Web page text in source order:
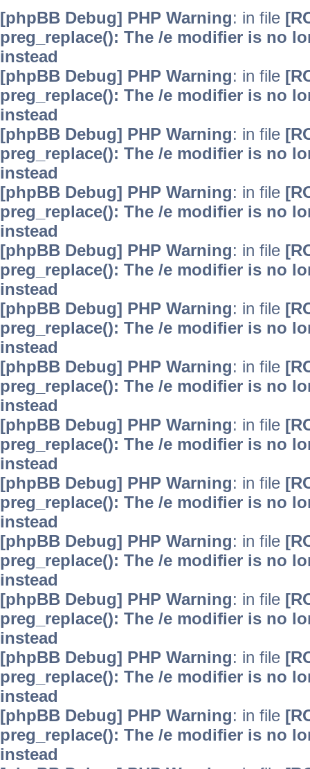
[phpBB Debug] PHP Warning: in file
preg_replace(): The /e modifier is no
instead
[phpBB Debug] PHP Warning: in file
preg_replace(): The /e modifier is no
instead
[phpBB Debug] PHP Warning: in file
preg_replace(): The /e modifier is no
instead
[phpBB Debug] PHP Warning: in file
preg_replace(): The /e modifier is no
instead
[phpBB Debug] PHP Warning: in file
preg_replace(): The /e modifier is no
instead
[phpBB Debug] PHP Warning: in file
preg_replace(): The /e modifier is no
instead
[phpBB Debug] PHP Warning: in file
preg_replace(): The /e modifier is no
instead
[phpBB Debug] PHP Warning: in file
preg_replace(): The /e modifier is no
instead
[phpBB Debug] PHP Warning: in file
preg_replace(): The /e modifier is no
instead
[phpBB Debug] PHP Warning: in file
preg_replace(): The /e modifier is no
instead
[phpBB Debug] PHP Warning: in file
preg_replace(): The /e modifier is no
instead
[phpBB Debug] PHP Warning: in file
preg_replace(): The /e modifier is no
instead
[phpBB Debug] PHP Warning: in file
preg_replace(): The /e modifier is no
instead